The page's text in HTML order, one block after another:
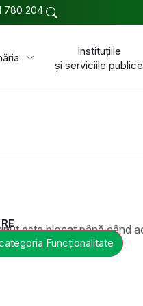
780 204
Instituțiile
și serviciile publice
de cookie-uri.
Funcționalitate